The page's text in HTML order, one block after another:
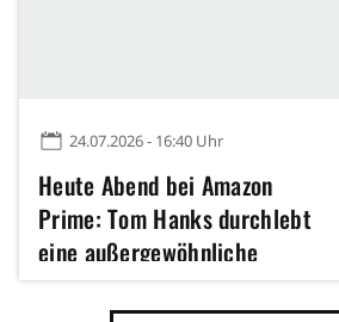
24.07.2026 - 16:40 Uhr
Heute Abend bei Amazon
Prime: Tom Hanks durchlebt
eine außergewöhnliche
Zeitreise, die viel besser ist als